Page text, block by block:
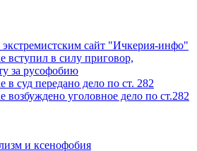
сайт "Ичкерия-инфо"
вступил в силу приговор,
за русофобию
в суд передано дело по ст. 282
возбуждено уголовное дело по ст.282
и ксенофобия